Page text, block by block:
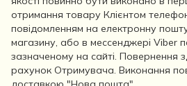
отримання товару Клієнтом
повідомленням на електронну
магазину, або в мессенджері Viber
зазначеному на сайті. Повернення
рахунок Отримувача. Виконання